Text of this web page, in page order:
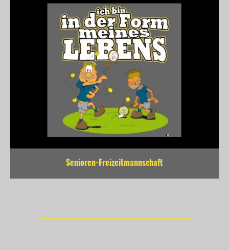
Senioren-Freizeitmannschaft